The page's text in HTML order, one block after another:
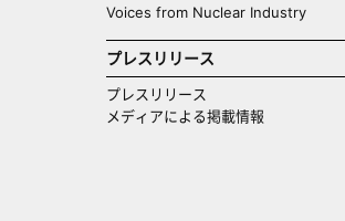
Voices from Nuclear Industry
プレスリリース
プレスリリース
メディアによる掲載情報